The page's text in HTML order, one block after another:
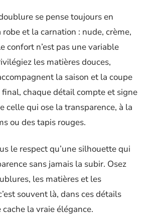
se pense toujours en
et la carnation : nude, crème,
confort n’est pas une variable
les matières douces,
la saison et la coupe
chaque détail compte et signe
celle qui ose la transparence, à la
ou des tapis rouges.
le respect qu’une silhouette qui
sans jamais la subir. Osez
les matières et les
souvent là, dans ces détails
la vraie élégance.